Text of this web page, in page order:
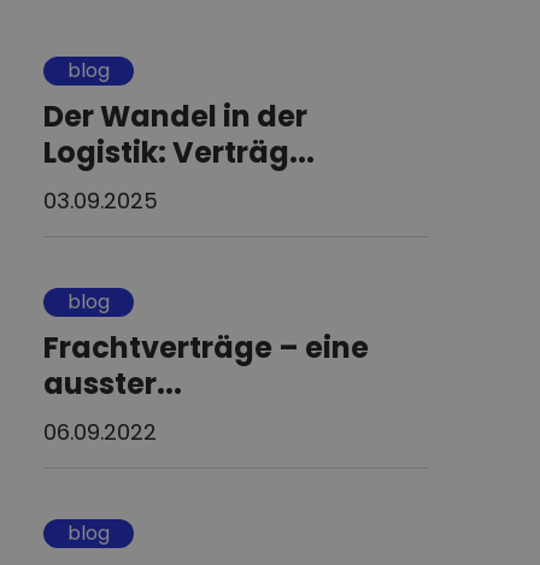
blog
Der Wandel in der
Logistik: Verträg...
03.09.2025
blog
Frachtverträge – eine
ausster...
06.09.2022
blog